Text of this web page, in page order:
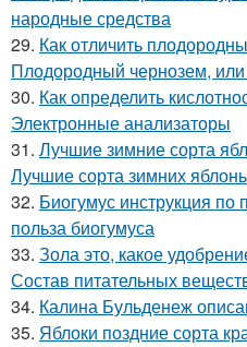
народные средства
29. Как отличить
Плодородный чернозем,
30. Как определить
Электронные анализаторы
31. Лучшие зимние сорта
Лучшие сорта зимних яблонь
32. Биогумус инструкция
польза биогумуса
33. Зола это, какое
Состав питательных
34. Калина Бульденеж
35. Яблоки поздние сорта